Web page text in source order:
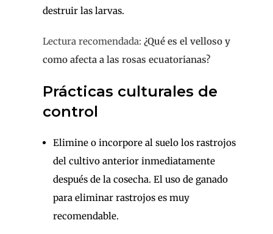
destruir las larvas.
Lectura recomendada: ¿Qué es el velloso y
como afecta a las rosas ecuatorianas?
Prácticas culturales de
control
Elimine o incorpore al suelo los rastrojos
del cultivo anterior inmediatamente
después de la cosecha. El uso de ganado
para eliminar rastrojos es muy
recomendable.